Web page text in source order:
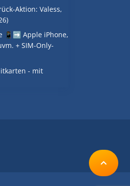
Aktion: Valess,
📱➡️ Apple iPhone,
+ SIM-Only-
- mit